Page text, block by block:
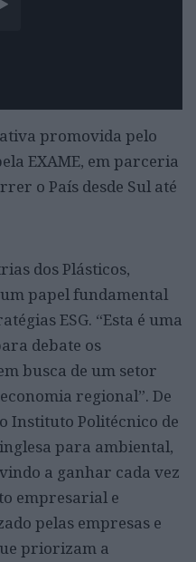
promovida pelo
EXAME, em parceria
o País desde Sul até
dos Plásticos,
papel fundamental
ESG. “Esta é uma
debate os
busca de um setor
regional”. De
Instituto Politécnico de
para ambiental,
a ganhar cada vez
empresarial e
pelas empresas e
priorizam a